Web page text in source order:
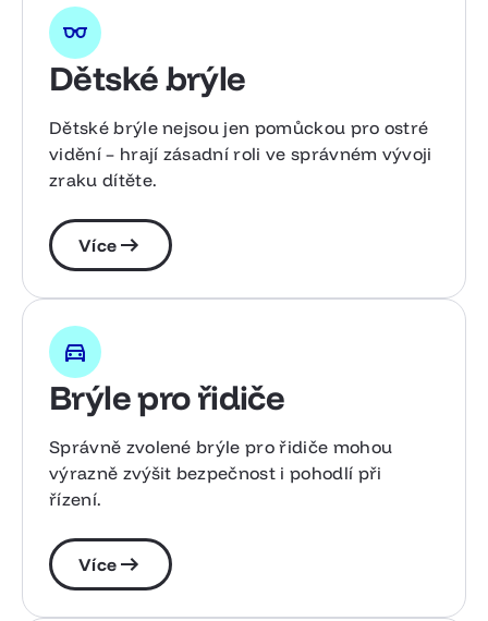
Dětské brýle
Dětské brýle nejsou jen pomůckou pro ostré
vidění – hrají zásadní roli ve správném vývoji
zraku dítěte.
Více
Brýle pro řidiče
Správně zvolené brýle pro řidiče mohou
výrazně zvýšit bezpečnost i pohodlí při
řízení.
Více